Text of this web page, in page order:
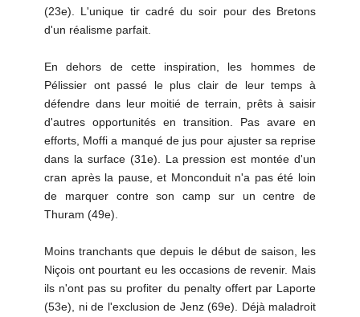
(23e). L'unique tir cadré du soir pour des Bretons
d'un réalisme parfait.
En dehors de cette inspiration, les hommes de
Pélissier ont passé le plus clair de leur temps à
défendre dans leur moitié de terrain, prêts à saisir
d'autres opportunités en transition. Pas avare en
efforts, Moffi a manqué de jus pour ajuster sa reprise
dans la surface (31e). La pression est montée d'un
cran après la pause, et Monconduit n'a pas été loin
de marquer contre son camp sur un centre de
Thuram (49e).
Moins tranchants que depuis le début de saison, les
Niçois ont pourtant eu les occasions de revenir. Mais
ils n'ont pas su profiter du penalty offert par Laporte
(53e), ni de l'exclusion de Jenz (69e). Déjà maladroit